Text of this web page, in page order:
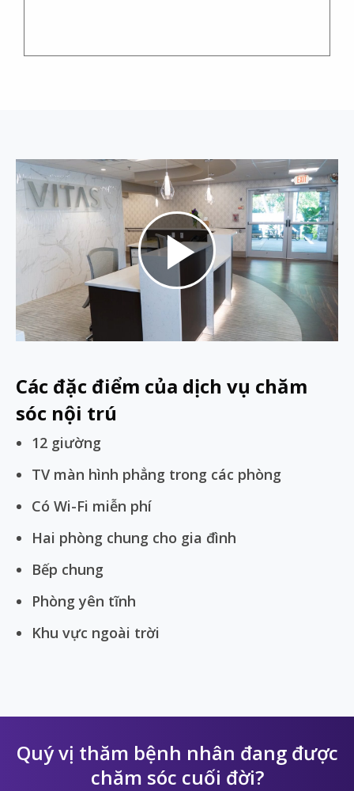
Play
Video
Các đặc điểm của dịch vụ chăm
sóc nội trú
12 giường
TV màn hình phẳng trong các phòng
Có Wi-Fi miễn phí
Hai phòng chung cho gia đình
Bếp chung
Phòng yên tĩnh
Khu vực ngoài trời
Quý vị thăm bệnh nhân đang được
chăm sóc cuối đời?